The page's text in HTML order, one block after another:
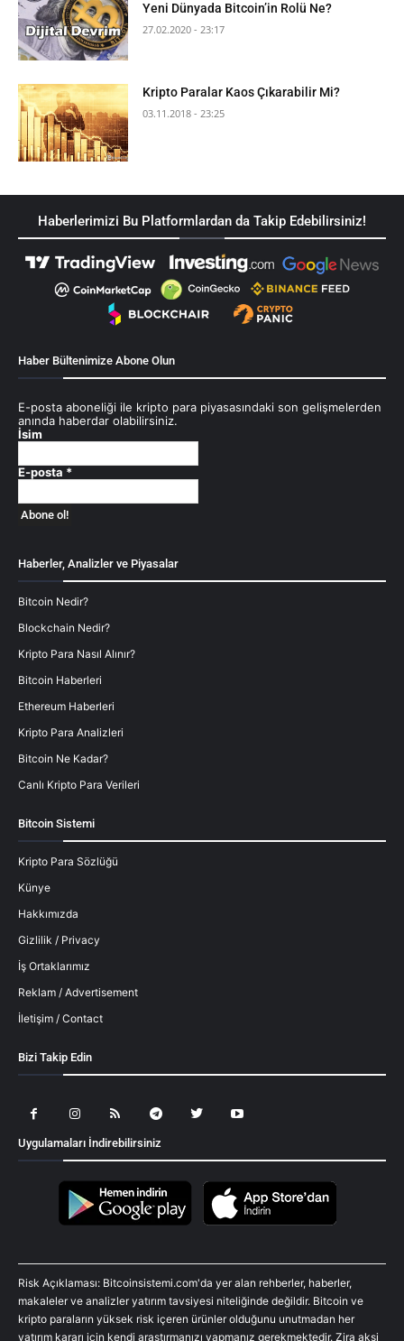
Yeni Dünyada Bitcoin’in Rolü Ne?
27.02.2020 - 23:17
Kripto Paralar Kaos Çıkarabilir Mi?
03.11.2018 - 23:25
Haberlerimizi Bu Platformlardan da Takip Edebilirsiniz!
Haber Bültenimize Abone Olun
E-posta aboneliği ile kripto para piyasasındaki son gelişmelerden
anında haberdar olabilirsiniz.
İsim
E-posta *
Haberler, Analizler ve Piyasalar
Bitcoin Nedir?
Blockchain Nedir?
Kripto Para Nasıl Alınır?
Bitcoin Haberleri
Ethereum Haberleri
Kripto Para Analizleri
Bitcoin Ne Kadar?
Canlı Kripto Para Verileri
Bitcoin Sistemi
Kripto Para Sözlüğü
Künye
Hakkımızda
Gizlilik / Privacy
İş Ortaklarımız
Reklam / Advertisement
İletişim / Contact
Bizi Takip Edin
Uygulamaları İndirebilirsiniz
Risk Açıklaması: Bitcoinsistemi.com'da yer alan rehberler, haberler,
makaleler ve analizler yatırım tavsiyesi niteliğinde değildir. Bitcoin ve
kripto paraların yüksek risk içeren ürünler olduğunu unutmadan her
yatırım kararı için kendi araştırmanızı yapmanız gerekmektedir. Zira aksi